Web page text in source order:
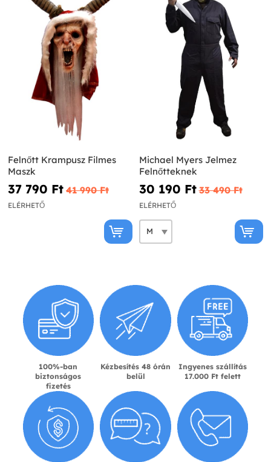
Felnőtt Krampusz Filmes
Maszk
37 790 Ft‎ 41 990 Ft‎
ELÉRHETŐ
Michael Myers Jelmez
Felnőtteknek
30 190 Ft‎ 33 490 Ft‎
ELÉRHETŐ
100%-ban
biztonságos
fizetés
Kézbesítés 48 órán
belül
Ingyenes szállítás
17.000 Ft felett